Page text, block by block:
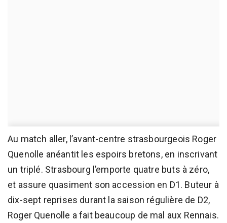
Au match aller, l’avant-centre strasbourgeois Roger
Quenolle anéantit les espoirs bretons, en inscrivant
un triplé. Strasbourg l’emporte quatre buts à zéro,
et assure quasiment son accession en D1. Buteur à
dix-sept reprises durant la saison régulière de D2,
Roger Quenolle a fait beaucoup de mal aux Rennais.